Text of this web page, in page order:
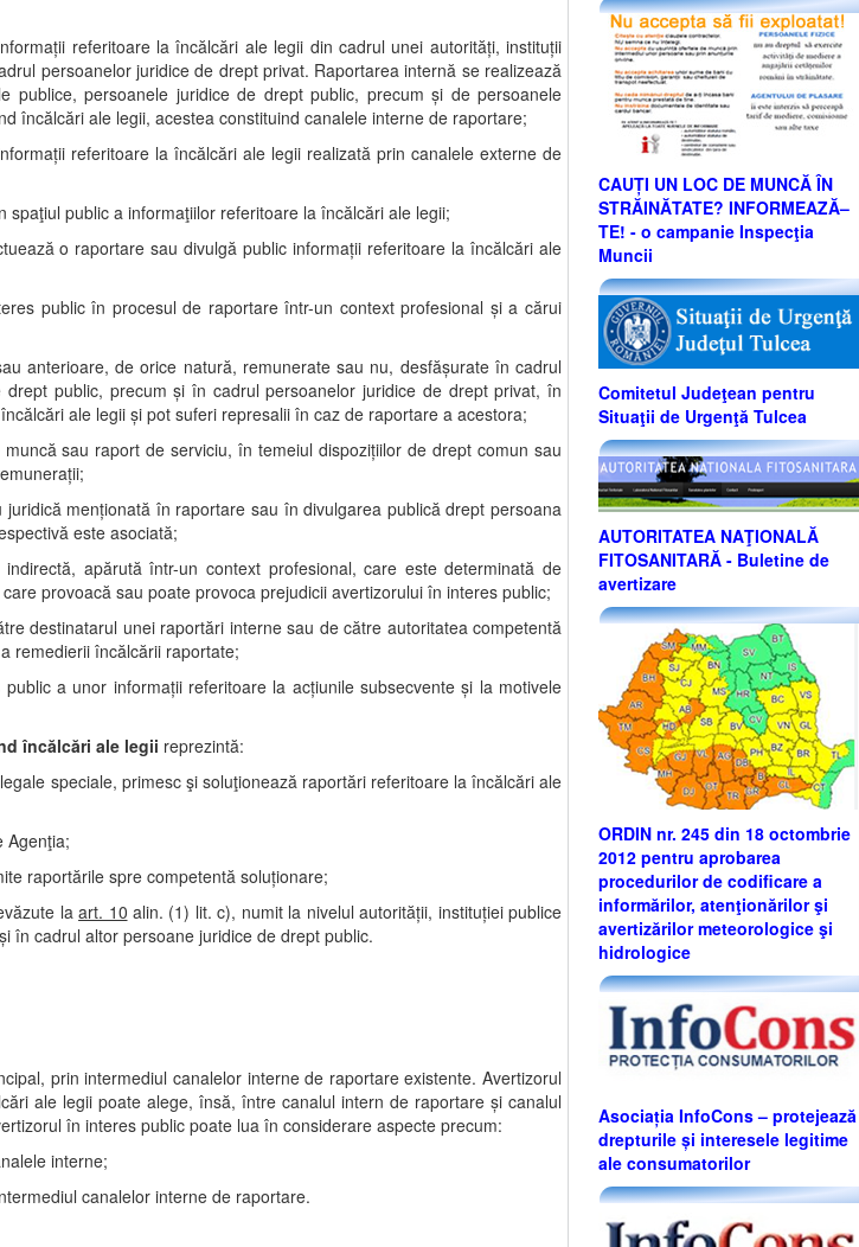
referitoare la încălcări ale legii din cadrul unei autorităţi, instituţii
persoanelor juridice de drept privat. Raportarea internă se realizează
publice, persoanele juridice de drept public, precum şi de persoanele
încălcări ale legii, acestea constituind canalele interne de raportare;
referitoare la încălcări ale legii realizată prin canalele externe de
public a informaţiilor referitoare la încălcări ale legii;
o raportare sau divulgă public informaţii referitoare la încălcări ale
public în procesul de raportare într-un context profesional şi a cărui
anterioare, de orice natură, remunerate sau nu, desfăşurate în cadrul
public, precum şi în cadrul persoanelor juridice de drept privat, în
ale legii şi pot suferi represalii în caz de raportare a acestora;
sau raport de serviciu, în temeiul dispoziţiilor de drept comun sau
juridică menţionată în raportare sau în divulgarea publică drept persoana
este asociată;
apărută într-un context profesional, care este determinată de
provoacă sau poate provoca prejudicii avertizorului în interes public;
destinatarul unei raportări interne sau de către autoritatea competentă
remedierii încălcării raportate;
a unor informaţii referitoare la acţiunile subsecvente şi la motivele
încălcări ale legii reprezintă:
speciale, primesc şi soluţionează raportări referitoare la încălcări ale
Agenţia;
raportările spre competentă soluţionare;
laart. 10 alin. (1) lit. c), numit la nivelul autorităţii, instituţiei publice
în cadrul altor persoane juridice de drept public.
prin intermediul canalelor interne de raportare existente. Avertizorul
ale legii poate alege, însă, între canalul intern de raportare şi canalul
în interes public poate lua în considerare aspecte precum:
interne;
canalelor interne de raportare.
CAUȚI UN LOC DE MUNCĂ ÎN
STRĂINĂTATE? INFORMEAZĂ–
TE! - o campanie Inspecţia
Muncii
Comitetul Judeţean pentru
Situaţii de Urgenţă Tulcea
AUTORITATEA NAŢIONALĂ
FITOSANITARĂ - Buletine de
avertizare
ORDIN nr. 245 din 18 octombrie
2012 pentru aprobarea
procedurilor de codificare a
informărilor, atenţionărilor şi
avertizărilor meteorologice şi
hidrologice
Asociația InfoCons – protejează
drepturile și interesele legitime
ale consumatorilor